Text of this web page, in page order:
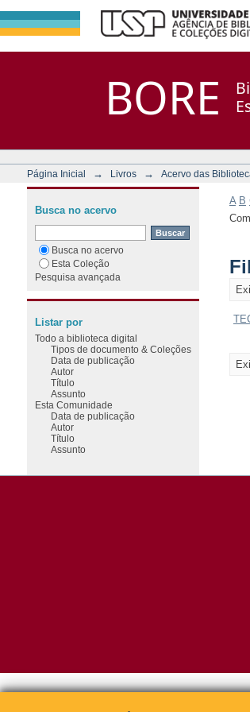
BORE
Página Inicial → Livros → Acervo das
A B
Busca no acervo
Busca no acervo
Esta Coleção
Pesquisa avançada
Listar por
Todo a biblioteca digital
Tipos de documento & Coleções
Data de publicação
Autor
Título
Assunto
Esta Comunidade
Data de publicação
Autor
Título
Assunto